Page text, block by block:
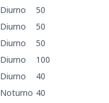
Diurno
50
Diurno
50
Diurno
50
Diurno
100
Diurno
40
Noturno 40